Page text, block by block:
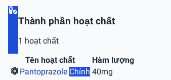
Thành phần hoạt chất
1 hoạt chất
Tên hoạt chất
Hàm lượng
Pantoprazole Chính 40mg